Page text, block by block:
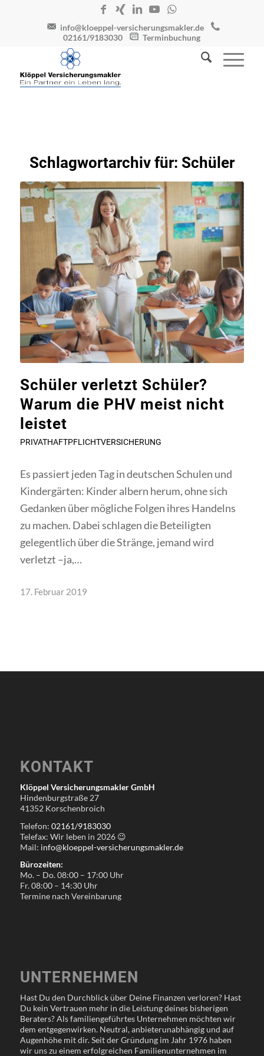
info@kloeppel-versicherungsmakler.de
02161/9183030
Terminbuchung
Schlagwortarchiv für: Schüler
Schüler verletzt Schüler?
Warum die PHV meist nicht
leistet
PRIVATHAFTPFLICHTVERSICHERUNG
Es passiert jeden Tag in deutschen Schulen und
Kindergärten: Kinder albern herum, ohne sich
Gedanken über mögliche Folgen ihres Handelns
zu machen. Dabei schlagen die Beteiligten
gelegentlich über die Stränge, jemand wird
verletzt –ja,…
17. Februar 2019
KONTAKT
Klöppel Versicherungsmakler GmbH
Hindenburgstraße 27
41352 Korschenbroich
Telefon: 02161/9183030
Telefax: Wir leben in 2026 😉
Mail: info@kloeppel-versicherungsmakler.de
Bürozeiten:
Mo. – Do. 08:00 – 17:00 Uhr
Fr. 08:00 – 14:30 Uhr
Termine nach Vereinbarung
UNTERNEHMEN
Hast Du den Durchblick über Deine Finanzen verloren? Hast
Du kein Vertrauen mehr in die Leistung deines bisherigen
Beraters? Als familiengeführtes Unternehmen möchten wir
dem entgegenwirken. Neutral, anbieterunabhängig und auf
Augenhöhe mit dir. Seit der Gründung im Jahr 1976 haben
wir uns zu einem erfolgreichen Familienunternehmen im